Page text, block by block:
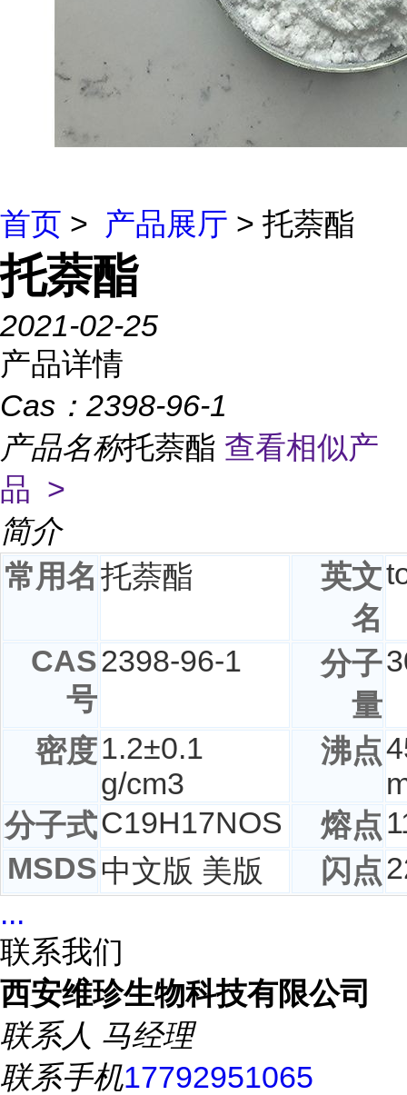
首页 > 产品展厅 > 托萘酯
托萘酯
2021-02-25
产品详情
Cas： 2398-96-1
产品名称托萘酯 查看相似产
品 >
简介
常用名 托萘酯
英文
名
CAS
号
2398-96-1
分子
量
密度1.2±0.1
g/cm3
沸点
分子式C19H17NOS 熔点
MSDS中文版 美版 闪点
...
联系我们
西安维珍生物科技有限公司
联系人 马经理
联系手机17792951065